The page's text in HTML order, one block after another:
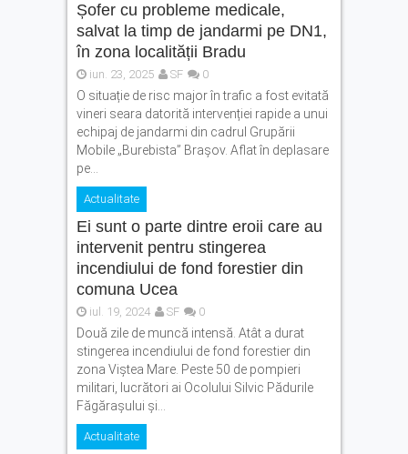
la barajul Scoreiu. Șoferul a
reușit să iasă din mașină
Cod Portocaliu de caniculă
în județul Brașov. ISU: „Nu
lăsați copiii sau animalele
în mașină”
Șofer cu probleme medicale,
salvat la timp de jandarmi pe DN1,
în zona localității Bradu
iun. 23, 2025 SF 0
O situație de risc major în trafic a fost evitată
vineri seara datorită intervenției rapide a unui
echipaj de jandarmi din cadrul Grupării
Mobile „Burebista” Brașov. Aflat în deplasare
pe...
Actualitate
Ei sunt o parte dintre eroii care au
intervenit pentru stingerea
incendiului de fond forestier din
comuna Ucea
iul. 19, 2024 SF 0
Două zile de muncă intensă. Atât a durat
stingerea incendiului de fond forestier din
zona Viștea Mare. Peste 50 de pompieri
militari, lucrători ai Ocolului Silvic Pădurile
Făgărașului și...
Actualitate